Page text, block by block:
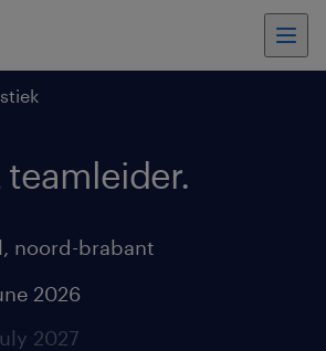
teamleider.
, noord-brabant
2026
2027